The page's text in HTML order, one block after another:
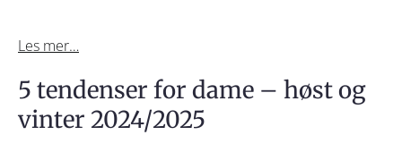
Les mer…
5 tendenser for dame – høst og
vinter 2024/2025